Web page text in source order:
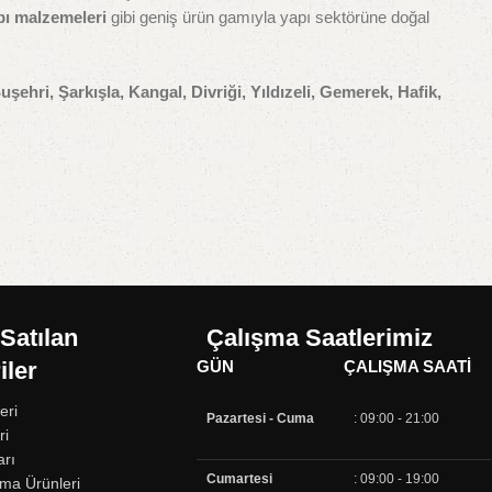
malzemeleri gibi geniş ürün gamıyla yapı sektörüne doğal
Şarkışla, Kangal, Divriği, Yıldızeli, Gemerek, Hafik,
Ürünleri
Çalışma Saatlerimiz
GÜN ÇALIŞMA SAATI
Pazartesi - Cuma : 09:00 - 21:00
Cumartesi : 09:00 - 19:00